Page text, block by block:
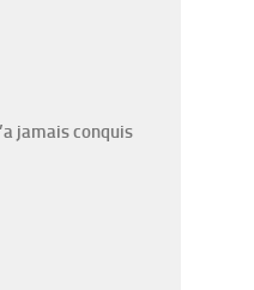
jamais conquis